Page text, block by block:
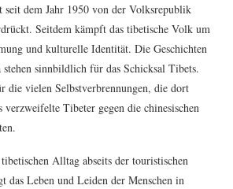
dem Jahr 1950 von der Volksrepublik
Seitdem kämpft das tibetische Volk um
und kulturelle Identität. Die Geschichten
stehen sinnbildlich für das Schicksal Tibets.
die vielen Selbstverbrennungen, die dort
verzweifelte Tibeter gegen die chinesischen
Alltag abseits der touristischen
das Leben und Leiden der Menschen in